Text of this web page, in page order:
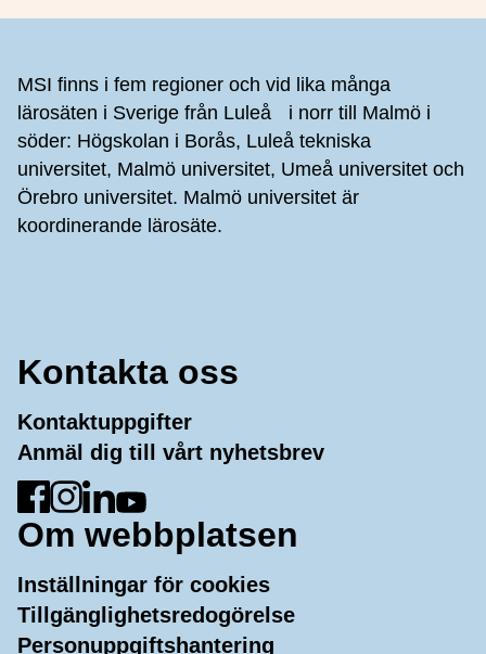
MSI finns i fem regioner och vid lika många
lärosäten i Sverige från Luleå i norr till Malmö i
söder: Högskolan i Borås, Luleå tekniska
universitet, Malmö universitet, Umeå universitet och
Örebro universitet. Malmö universitet är
koordinerande lärosäte.
Kontakta oss
Kontaktuppgifter
Anmäl dig till vårt nyhetsbrev
Gå till Facebook
Gå till Instagram
Gå till LinkedIn
Gå till YouTube
Om webbplatsen
Inställningar för cookies
Tillgänglighetsredogörelse
Personuppgiftshantering